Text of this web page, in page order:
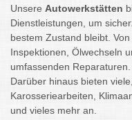
Unsere Autowerkstätten
Dienstleistungen, um
bestem Zustand bleibt.
Inspektionen, Ölwechseln
umfassenden Reparaturen.
Darüber hinaus bieten
Karosseriearbeiten,
und vieles mehr an.